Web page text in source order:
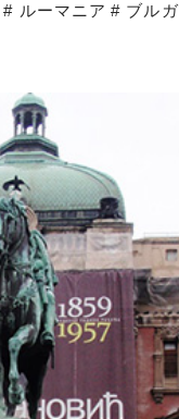
# ルーマニア # ブル